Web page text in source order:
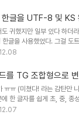
글을 UTF-8 및 KS
귀했지만 일부 있다 하더
글을 사용했었다. 그걸 도
프린터들(주로 엡슨 호환기
터 에뮬레이션 코드도 작성했
꾸는 과정에서 어려움이 있
로 보내서 3327 한글 N바
운데 이걸 TG 삼보 조합형
수 있게끔 코드 테이블의
TG 조합형으로
ㅠㅠ (미쳤다! 라는 감탄만
한 글자를 쉽게 초, 중, 종
블을 그냥 스트링으로 만들